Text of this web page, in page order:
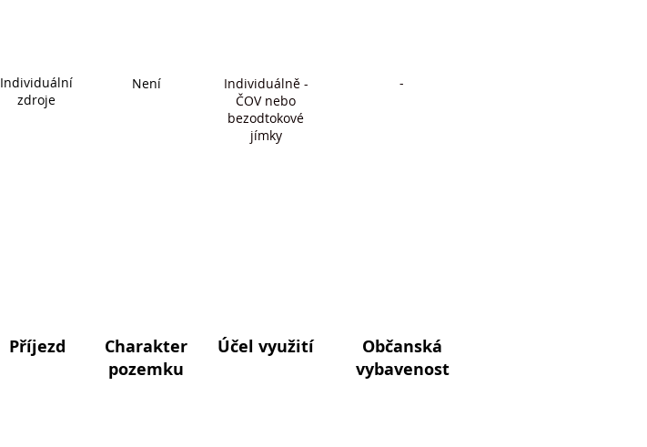
Individuální
zdroje
Není
Individuálně -
ČOV nebo
bezodtokové
jímky
-
Příjezd
Charakter
pozemku
Účel využití
Občanská
vybavenost